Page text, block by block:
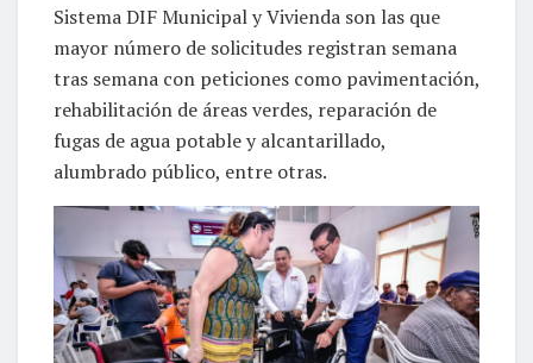
Sistema DIF Municipal y Vivienda son las que
mayor número de solicitudes registran semana
tras semana con peticiones como pavimentación,
rehabilitación de áreas verdes, reparación de
fugas de agua potable y alcantarillado,
alumbrado público, entre otras.